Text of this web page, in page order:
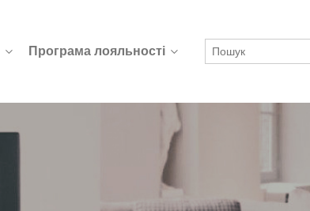
Програма лояльності